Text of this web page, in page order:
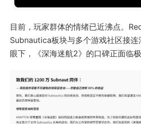
目前，玩家群体的情绪已近沸点。
Subnautica板块与多个游戏社区接连
眼下，《深海迷航2》的口碑正面临极